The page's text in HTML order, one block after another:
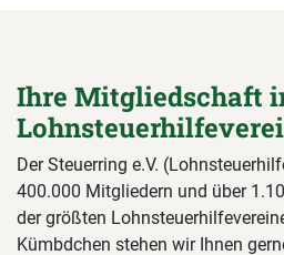
Ihre Mitgliedschaft
Der Steuerring e.V.
400.000 Mitgliedern und über
der größten
Kümbdchen stehen wir Ihnen